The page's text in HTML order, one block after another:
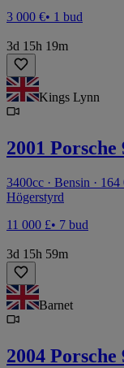
3 000 €• 1 bud
3d 15h 19m
Kings Lynn
2001
3400cc · Bensin ·
Högerstyrd
11 000 £• 7 bud
3d 15h 59m
Barnet
2004 Porsche